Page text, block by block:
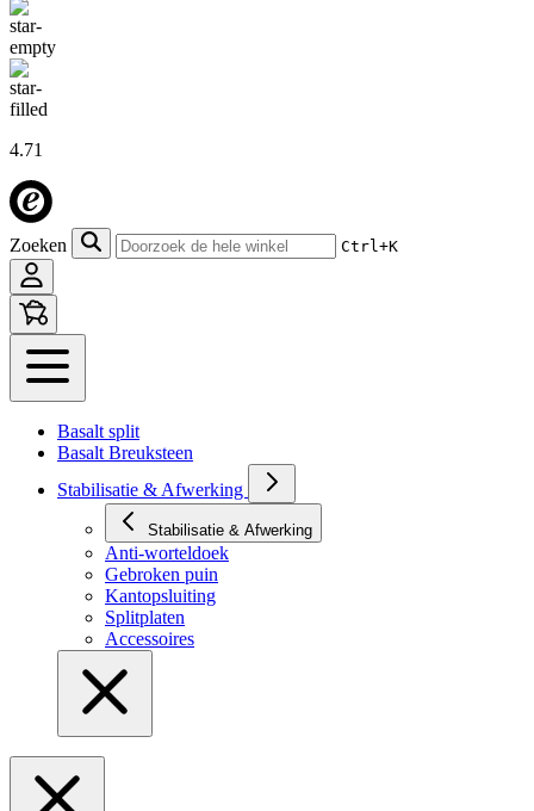
4.71
Zoeken Ctrl+K
Basalt split
Basalt Breuksteen
Stabilisatie & Afwerking
Stabilisatie & Afwerking
Anti-worteldoek
Gebroken puin
Kantopsluiting
Splitplaten
Accessoires